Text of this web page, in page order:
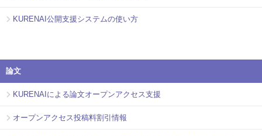
KURENAI公開支援システムの使い方
論文
KURENAIによる論文オープンアクセス支援
オープンアクセス投稿料割引情報